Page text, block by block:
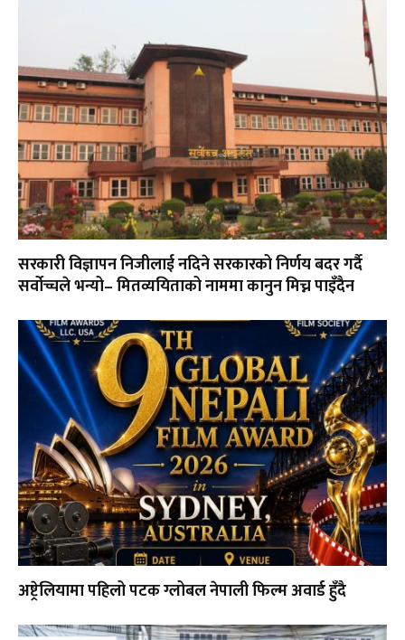
सरकारी विज्ञापन निजीलाई नदिने सरकारको निर्णय बदर गर्दै
सर्वोच्चले भन्यो– मितव्ययिताको नाममा कानुन मिच्न पाइँदैन
अष्ट्रेलियामा पहिलो पटक ग्लोबल नेपाली फिल्म अवार्ड हुँदै